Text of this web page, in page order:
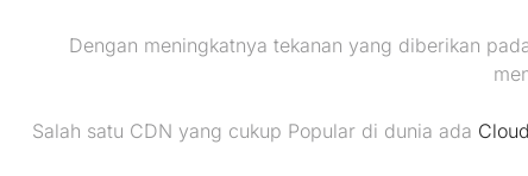
Dengan meningkatnya tekanan yang diberikan
Salah satu CDN yang cukup Popular di dunia ada